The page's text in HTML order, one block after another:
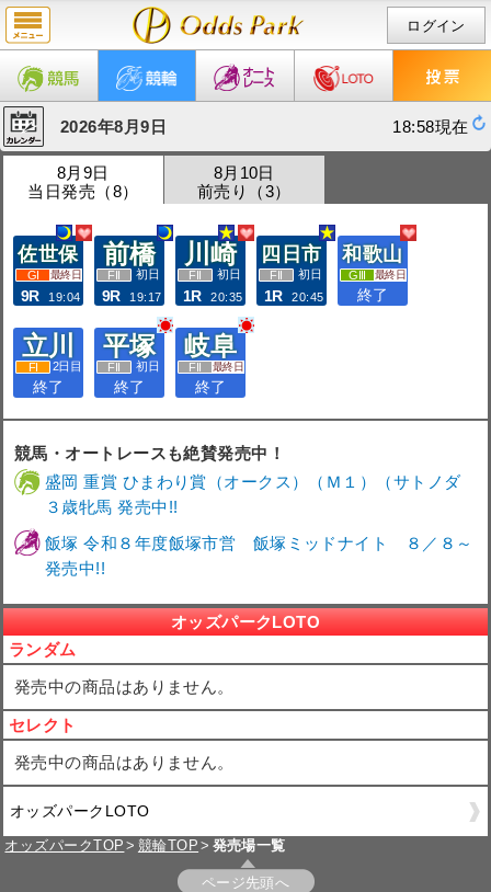
ログイン
2026年8月9日 18:58現在
8月9日
当日発売（8）
8月10日
前売り（3）
佐世保
最終日
9R 19:04
前橋
初日
9R 19:17
川崎
初日
1R 20:35
四日市
初日
1R 20:45
和歌山
最終日
終了
立川
2日目
終了
平塚
初日
終了
岐阜
最終日
終了
競馬・オートレースも絶賛発売中！
盛岡 重賞 ひまわり賞（オークス）（Ｍ１）（サトノダ
３歳牝馬 発売中!!
飯塚 令和８年度飯塚市営 飯塚ミッドナイト ８／８～
発売中!!
オッズパークLOTO
ランダム
発売中の商品はありません。
セレクト
発売中の商品はありません。
オッズパークLOTO
オッズパークTOP 競輪TOP 発売場一覧
ページ先頭へ